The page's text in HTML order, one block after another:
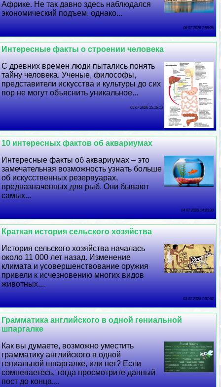
Африке. Не так давно здесь наблюдался
экономический подъем, однако...
06 07 2026 7:58:26
Интересные факты о строении человека
С древних времен люди пытались понять
тайну человека. Ученые, философы,
представители искусства и культуры до сих
пор не могут объяснить уникальное...
05 07 2026 15:16:13
10 интересных фактов об аквариумах
Интересные факты об аквариумах – это
замечательная возможность узнать больше
об искусственных резервуарах,
предназначенных для рыб. Они бывают
самых...
04 07 2026 14:20:30
Краткая история сельского хозяйства
История сельского хозяйства началась
около 11 000 лет назад. Изменение
климата и усовершенствование оружия
привели к исчезновению многих видов
животных....
03 07 2026 7:57:52
Грамматика английского в одной гениальной
шпаргалке
Как вы думаете, возможно уместить
грамматику английского в одной
гениальной шпаргалке, или нет? Если
сомневаетесь, тогда просмотрите данный
пост до конца....